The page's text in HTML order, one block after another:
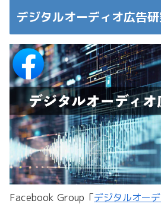
デジタルオーディオ広告
Facebook Group「デジタルオー